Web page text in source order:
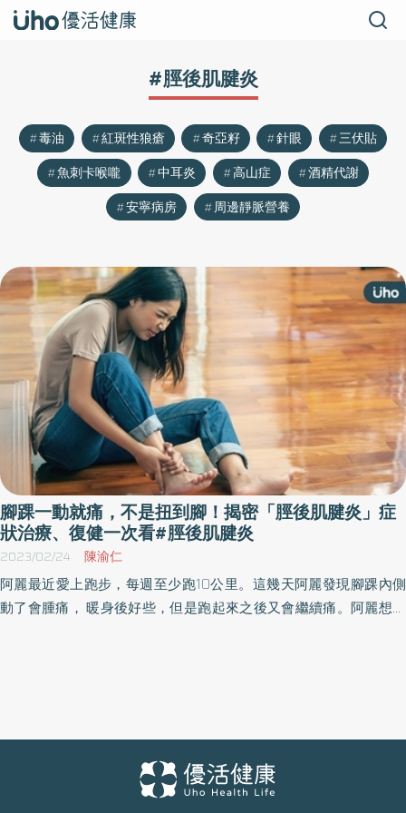
#脛後肌腱炎
毒油 紅斑性狼瘡 奇亞籽 針眼
三伏貼
魚刺卡喉嚨
中耳炎 高山症
酒精代謝
安寧病房
周邊靜脈營養
腳踝一動就痛，不是扭到腳！揭密「脛後肌腱炎」症
狀治療、復健一次看#脛後肌腱炎
2023/02/24 陳渝仁
阿麗最近愛上跑步，每週至少跑10公里。這幾天阿麗發現腳踝內側
動了會腫痛， 暖身後好些，但是跑起來之後又會繼續痛。阿麗想說